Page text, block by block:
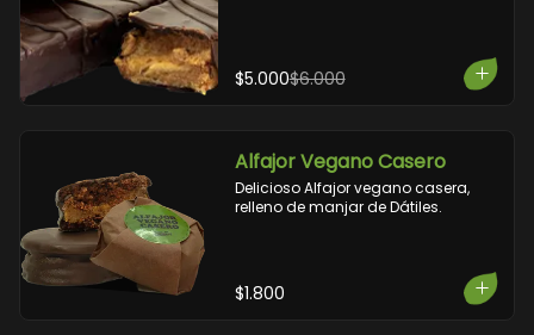
$5.000$6.000
Alfajor Vegano Casero
Delicioso Alfajor vegano casera,
relleno de manjar de Dátiles.
$1.800